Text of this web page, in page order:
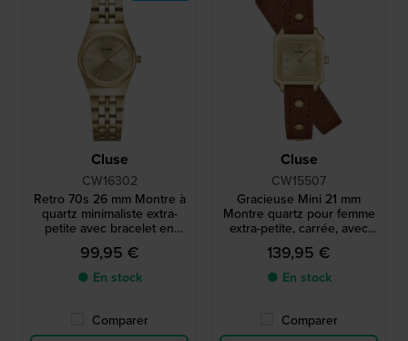
Cluse
CW16302
Retro 70s 26 mm Montre à
quartz minimaliste extra-
petite avec bracelet en
acier inoxydable.
99,95 €
● En stock
Comparer
Cluse
CW15507
Gracieuse Mini 21 mm
Montre quartz pour femme
extra-petite, carrée, avec
bracelet enveloppant.
139,95 €
● En stock
Comparer